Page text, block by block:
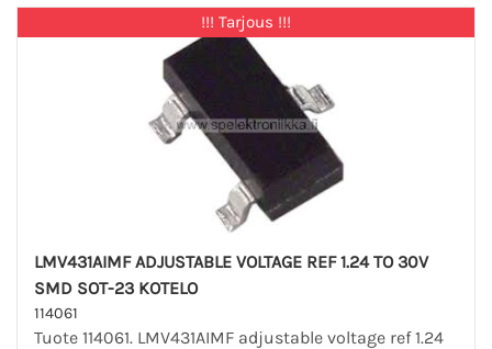
!!! Tarjous !!!
LMV431AIMF ADJUSTABLE VOLTAGE REF 1.24 TO 30V
SMD SOT-23 KOTELO
114061
Tuote 114061. LMV431AIMF adjustable voltage ref 1.24